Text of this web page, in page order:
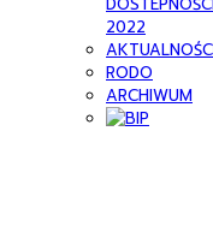
2022
RODO
ARCHIWUM